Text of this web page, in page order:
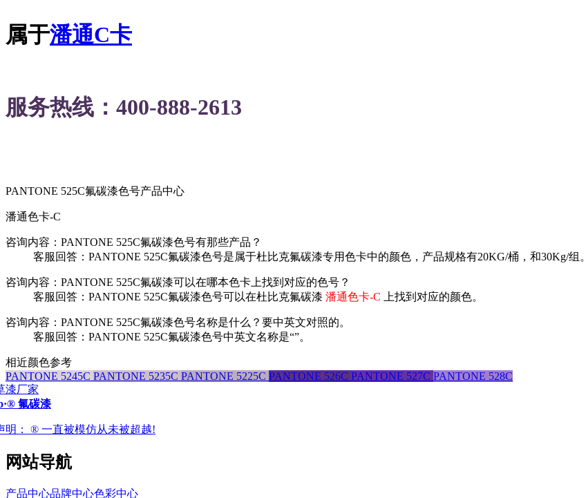
属于潘通C卡
服务热线：400-888-2613
PANTONE 525C氟碳漆色号产品中心
潘通色卡-C
咨询内容：PANTONE 525C氟碳漆色号有那些产品？
客服回答：PANTONE 525C氟碳漆色号是属于杜比克氟碳漆专用色卡中的颜色，产品规格有20KG/桶，和30Kg/组。
咨询内容：PANTONE 525C氟碳漆可以在哪本色卡上找到对应的色号？
客服回答：PANTONE 525C氟碳漆色号可以在杜比克氟碳漆 潘通色卡-C 上找到对应的颜色。
咨询内容：PANTONE 525C氟碳漆色号名称是什么？要中英文对照的。
客服回答：PANTONE 525C氟碳漆色号中英文名称是“”。
相近颜色参考
PANTONE 5245C PANTONE 5235C PANTONE 5225C PANTONE 526C PANTONE 527C PANTONE 528C
氟碳漆
明： ® 一直被模仿从未被超越!
网站导航
产品中心品牌中心色彩中心